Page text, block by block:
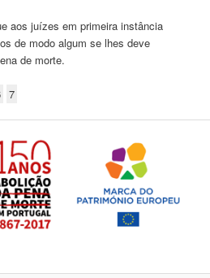
aos juízes em primeira instância
de modo algum se lhes deve
de morte.
7